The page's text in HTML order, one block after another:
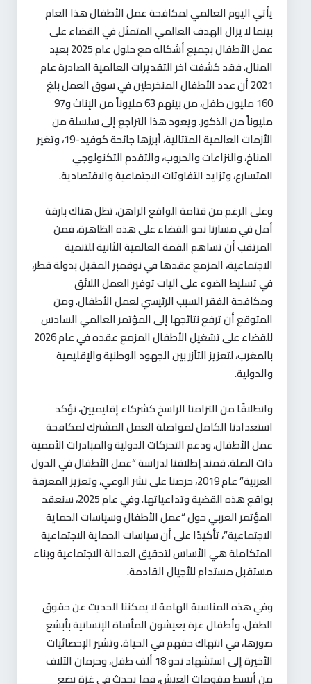
يأتي اليوم العالمي لمكافحة عمل الأطفال هذا العام
بينما لا يزال الهدف العالمي المتمثل في القضاء على
عمل الأطفال بجميع أشكاله مع حلول عام 2025 بعيد
المنال. فقد كشفت آخر التقديرات العالمية الصادرة عام
2021 أن عدد الأطفال المنخرطين في سوق العمل بلغ
160 مليون طفل، من بينهم 63 مليوناً من الإناث و97
مليوناً من الذكور. ويعود هذا التراجع إلى سلسلة من
الأزمات العالمية المتتالية، أبرزها جائحة كوفيد-19، وتغير
المناخ، والنزاعات والحروب، والتقدم التكنولوجي
المتسارع، وتزايد التفاوتات الاجتماعية والاقتصادية.
وعلى الرغم من قتامة الواقع الراهن، تظل هناك بارقة
أمل في مسارنا نحو القضاء على هذه الظاهرة، فمن
المرتقب أن تساهم القمة العالمية الثانية للتنمية
الاجتماعية، المزمع عقدها في نوفمبر المقبل بدولة قطر،
في تسليط الضوء على آليات توفير العمل اللائق
ومكافحة الفقر السبب الرئيسي لعمل الأطفال. ومن
المتوقع أن ترفع نتائجها إلى المؤتمر العالمي السادس
للقضاء على تشغيل الأطفال المزمع عقده في عام 2026
بالمغرب، لتعزيز التآزر بين الجهود الوطنية والإقليمية
والدولية.
وانطلاقًا من التزامنا الراسخ كشركاء إقليميين، نؤكد
استعدادنا الكامل لمواصلة العمل المشترك لمكافحة
عمل الأطفال، ودعم التحركات الدولية والمبادرات الأممية
ذات الصلة. فمنذ إطلاقنا لدراسة “عمل الأطفال في الدول
العربية” عام 2019، حرصنا على نشر الوعي، وتعزيز المعرفة
بواقع هذه القضية وتداعياتها. وفي عام 2025، سنعقد
المؤتمر العربي حول “عمل الأطفال وسياسات الحماية
الاجتماعية”، تأكيدًا على أن سياسات الحماية الاجتماعية
المتكاملة هي الأساس لتحقيق العدالة الاجتماعية وبناء
مستقبل مستدام للأجيال القادمة.
وفي هذه المناسبة الهامة لا يمكننا الحديث عن حقوق
الطفل، وأطفال غزة يعيشون المأساة الإنسانية بأبشع
صورها، في انتهاك حقهم في الحياة. وتشير الإحصائيات
الأخيرة إلى استشهاد نحو 18 ألف طفل، وحرمان الآلاف
من أبسط مقومات العيش، فما يحدث في غزة يضع